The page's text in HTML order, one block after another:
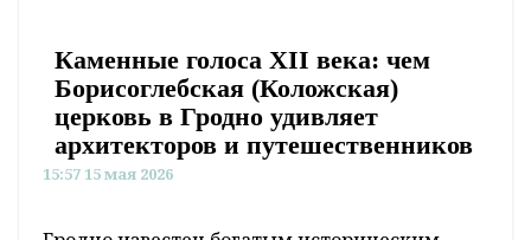
Каменные голоса XII века: чем
Борисоглебская (Коложская)
церковь в Гродно удивляет
архитекторов и путешественников
15:57 15 мая 2026